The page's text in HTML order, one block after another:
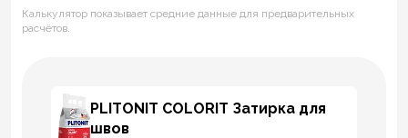
Калькулятор показывает средние данные для предварительных
расчётов.
PLITONIT COLORIT Затирка для
швов